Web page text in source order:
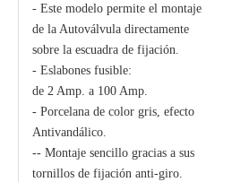
- Este modelo permite el montaje
de la Autoválvula directamente
sobre la escuadra de fijación.
- Eslabones fusible:
de 2 Amp. a 100 Amp.
- Porcelana de color gris, efecto
Antivandálico.
-- Montaje sencillo gracias a sus
tornillos de fijación anti-giro.